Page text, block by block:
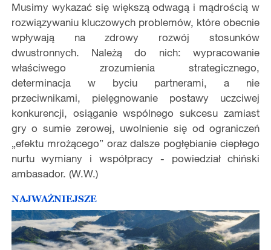
Musimy wykazać się większą odwagą i mądrością w
rozwiązywaniu kluczowych problemów, które obecnie
wpływają na zdrowy rozwój stosunków
dwustronnych. Należą do nich: wypracowanie
właściwego zrozumienia strategicznego,
determinacja w byciu partnerami, a nie
przeciwnikami, pielęgnowanie postawy uczciwej
konkurencji, osiąganie wspólnego sukcesu zamiast
gry o sumie zerowej, uwolnienie się od ograniczeń
„efektu mrożącego” oraz dalsze pogłębianie ciepłego
nurtu wymiany i współpracy - powiedział chiński
ambasador. (W.W.)
NAJWAŻNIEJSZE